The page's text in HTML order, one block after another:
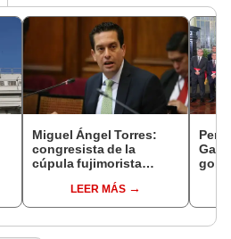
Miguel Ángel Torres:
congresista de la
cúpula fujimorista
del SenadoLEER MÁS